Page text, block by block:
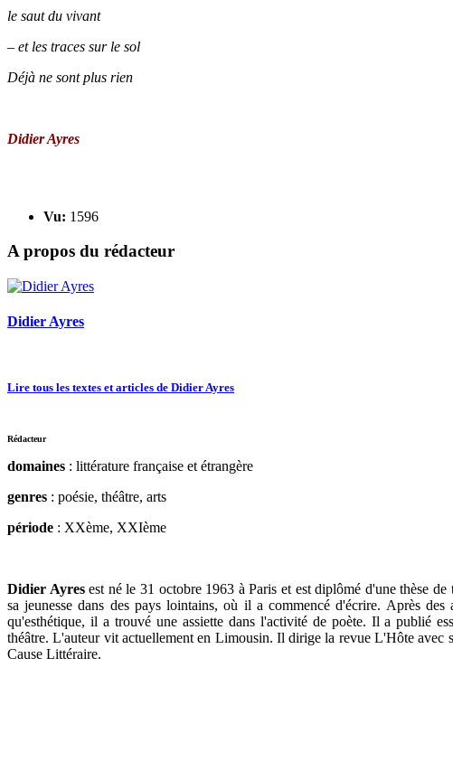
le saut du vivant
– et les traces sur le sol
Déjà ne sont plus rien
Didier Ayres
Vu: 1596
A propos du rédacteur
Didier Ayres
Lire tous les textes et articles de Didier Ayres
Rédacteur
domaines : littérature française et étrangère
genres : poésie, théâtre, arts
période : XXème, XXIème
Didier Ayresest né le 31 octobre 1963 à Paris et est diplômé d'une thèse
sa jeunesse dans des pays lointains, où il a commencé d'écrire. Après
qu'esthétique, il a trouvé une assiette dans l'activité de poète. Il a publié
théâtre. L'auteur vit actuellement en Limousin. Il dirige la revue L'Hôte avec
Cause Littéraire.